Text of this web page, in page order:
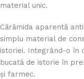
material unic.
Cărămida aparentă
simplu material de
istoriei. Integrând-o în
bucată de istorie în
și farmec.